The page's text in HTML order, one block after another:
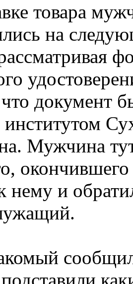
товара
на
документ
Мужчина
окончившего
и